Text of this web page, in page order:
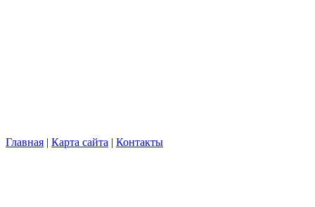
Главная | Карта сайта | Контакты